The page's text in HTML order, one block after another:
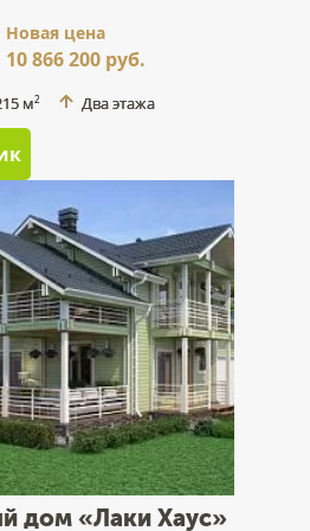
Новая цена
10 866 200 руб.
м2 Два этажа
дом «Лаки Хаус»